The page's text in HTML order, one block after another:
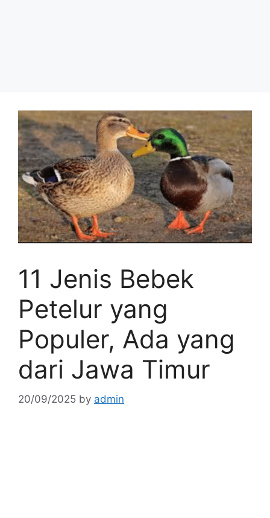
11 Jenis Bebek
Petelur yang
Populer, Ada yang
dari Jawa Timur
20/09/2025 by admin